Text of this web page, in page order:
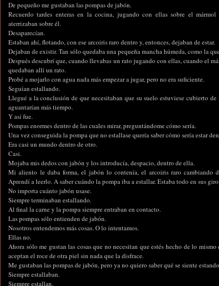
De pequeño me gustaban las pompas de jabón.
Recuerdo tardes enteras en la cocina, jugando con ellas sobre el
aterrizaban sobre él.
Desaparecían.
Estaban ahí, flotando, con ese arcoiris raro dentro y, entonces, dejaban de estar.
Dejaban de existir. Tan sólo quedaba una pequeña mancha húmeda, como la
Después descubrí que, cuando llevabas un rato jugando con ellas, cuando el
quedaban allí un rato.
Probé a mojarlo con agua nada más empezar a jugar, pero no era suficiente.
Seguían estallando.
Llegué a la conclusión de que necesitaban que su suelo estuviese cubierto
aguantarían más tiempo.
Y así fue.
Pompas enormes dentro de las cuales mirar, preguntándome cómo sería.
Una vez conseguida la pompa que no estallase quería saber cómo sería estar
Era casi un mundo dentro de otro.
Casi.
Mojaba mis dedos con jabón y los introducía, despacio, dentro de ella.
Mi aliento le daba forma, el jabón lo contenía, el arcoiris raro cambiando
Aprendí a leerlo. A saber cuándo la pompa iba a estallar. Estaba todo en sus
No importa cuánto jabón usase.
Siempre terminaban estallando.
Al final la carne y la pompa siempre entraban en contacto.
Las pompas sólo entienden de jabón.
Nosotros entendemos más cosas. O lo intentamos.
Ellas no.
Ahora sólo me gustan las cosas que no necesitan que estés hecho de lo
aceptan el roce de otra piel sin nada que la disfrace.
Me gustaban las pompas de jabón, pero ya no quiero saber qué se siente
Siempre estallaban.
Siempre estallan.